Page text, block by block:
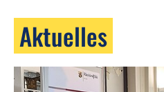
Aktuelles